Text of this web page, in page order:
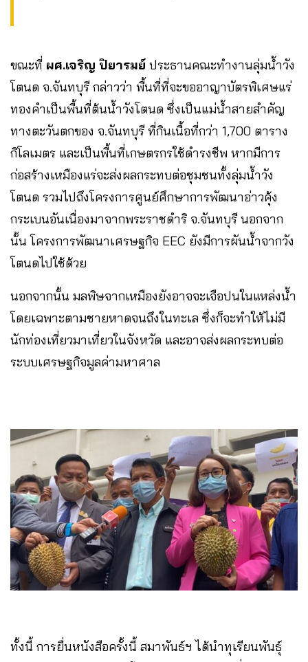
ขณะที่ ผศ.เจริญ ปิยารมย์ ประธานคณะทำงานลุ่มน้ำวัง
โตนด จ.จันทบุรี กล่าวว่า พื้นที่ที่จะขออาญาบัตรพิเศษแร่
ทองคำเป็นพื้นที่ต้นน้ำวังโตนด ซึ่งเป็นแม่น้ำสายสำคัญ
ทางตะวันตกของ จ.จันทบุรี ที่กินเนื้อที่กว่า 1,700 ตาราง
กิโลเมตร และเป็นพื้นที่เกษตรกรใช้ดำรงชีพ หากมีการ
ก่อสร้างเหมืองแร่จะส่งผลกระทบต่อชุมชนทั้งลุ่มน้ำวัง
โตนด รวมไปถึงโครงการศูนย์ศึกษาการพัฒนาอ่าวคุ้ง
กระเบนอันเนื่องมาจากพระราชดำริ จ.จันทบุรี นอกจาก
นั้น โครงการพัฒนาเศรษฐกิจ EEC ยังมีการผันน้ำจากวัง
โตนดไปใช้ด้วย
นอกจากนั้น มลพิษจากเหมืองยังอาจจะเจือปนในแหล่งน้ำ
โดยเฉพาะตามชายหาดจนถึงในทะเล ซึ่งก็จะทำให้ไม่มี
นักท่องเที่ยวมาเที่ยวในจังหวัด และอาจส่งผลกระทบต่อ
ระบบเศรษฐกิจมูลค่ามหาศาล
ทั้งนี้ การยื่นหนังสือครั้งนี้ สมาพันธ์ฯ ได้นำทุเรียนพันธุ์